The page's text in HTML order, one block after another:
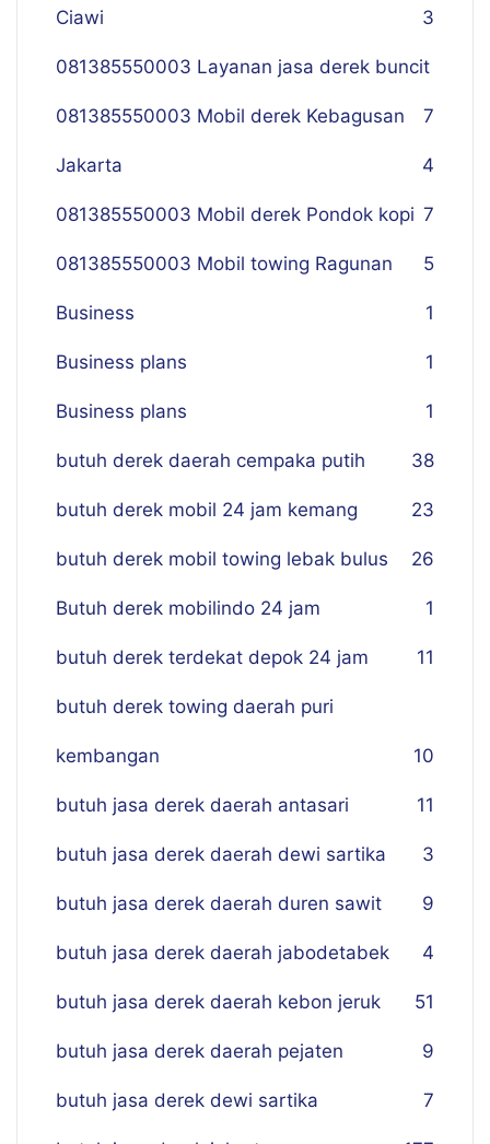
Ciawi 3
081385550003 Layanan jasa derek buncit
7
081385550003 Mobil derek Kebagusan
Jakarta 4
081385550003 Mobil derek Pondok kopi 7
081385550003 Mobil towing Ragunan 5
Business 1
Business plans 1
Business plans 1
butuh derek daerah cempaka putih 38
butuh derek mobil 24 jam kemang 23
butuh derek mobil towing lebak bulus 26
Butuh derek mobilindo 24 jam 1
butuh derek terdekat depok 24 jam 11
butuh derek towing daerah puri
kembangan 10
butuh jasa derek daerah antasari 11
butuh jasa derek daerah dewi sartika 3
butuh jasa derek daerah duren sawit 9
butuh jasa derek daerah jabodetabek 4
butuh jasa derek daerah kebon jeruk 51
butuh jasa derek daerah pejaten 9
butuh jasa derek dewi sartika 7